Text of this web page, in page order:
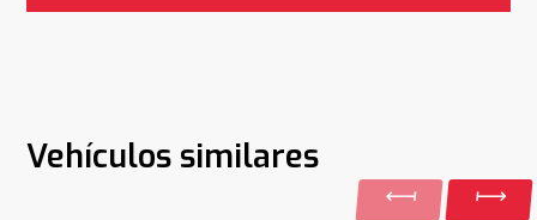
Vehículos similares